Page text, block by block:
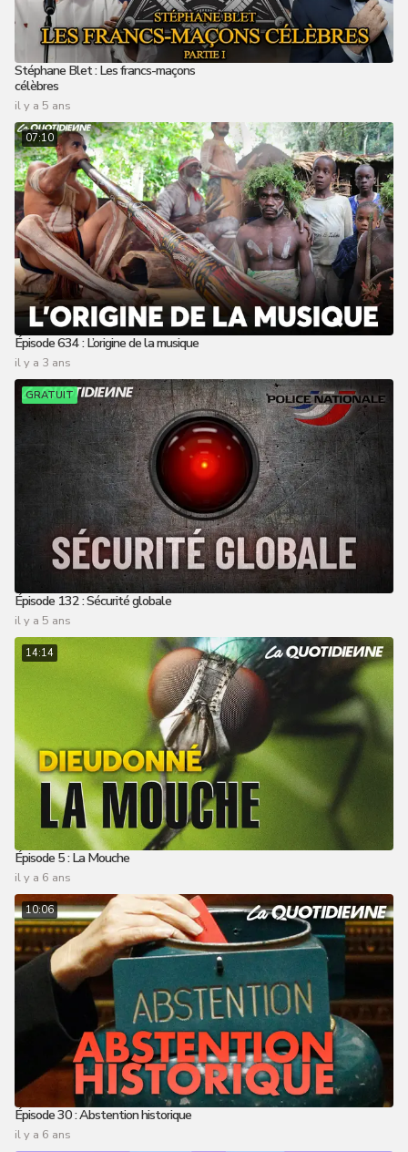
Stéphane Blet : Les francs-maçons
célèbres
il y a 5 ans
07:10
Épisode 634 : L’origine de la musique
il y a 3 ans
GRATUIT
Épisode 132 : Sécurité globale
il y a 5 ans
14:14
Épisode 5 : La Mouche
il y a 6 ans
10:06
Épisode 30 : Abstention historique
il y a 6 ans